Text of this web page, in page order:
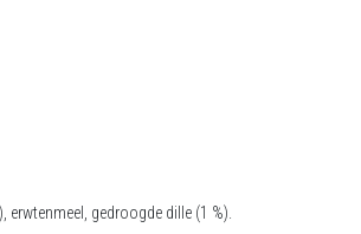
gedroogde dille (1 %).